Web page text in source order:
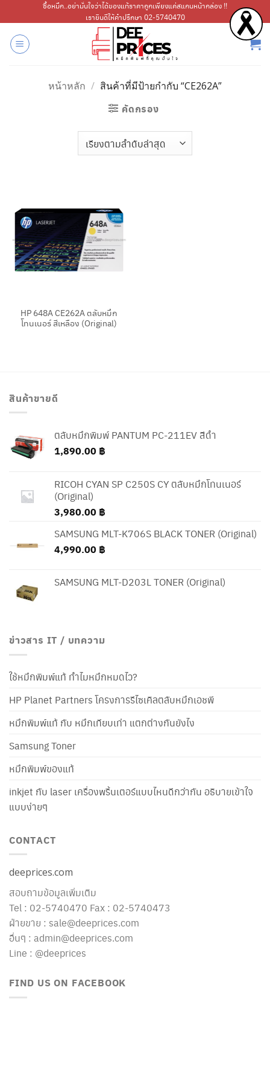
ไป
เนื้อหา
ซื้อหมึก..อย่ามั่นใจว่าได้ของแท้ราคาถูกเพียงแค่สแกนหน้ากล่อง !!
เรายินดีให้คำปรึกษา 02-5740470
หน้าหลัก / สินค้าที่มีป้ายกำกับ “CE262A”
คัดกรอง
HP 648A CE262A ตลับหมึก
โทนเนอร์ สีเหลือง (Original)
สินค้าขายดี
ตลับหมึกพิมพ์ PANTUM PC-211EV สีดำ
1,890.00 ฿
RICOH CYAN SP C250S CY ตลับหมึกโทนเนอร์
(Original)
3,980.00 ฿
SAMSUNG MLT-K706S BLACK TONER (Original)
4,990.00 ฿
SAMSUNG MLT-D203L TONER (Original)
ข่าวสาร IT / บทความ
ใช้หมึกพิมพ์แท้ ทำไมหมึกหมดไว?
HP Planet Partners โครงการรีไซเคิลตลับหมึกเอชพี
หมึกพิมพ์แท้ กับ หมึกเทียบเท่า แตกต่างกันยังไง
Samsung Toner
หมึกพิมพ์ของแท้
inkjet กับ laser เครื่องพริ้นเตอร์แบบไหนดีกว่ากัน อธิบายเข้าใจ
แบบง่ายๆ
CONTACT
deeprices.com
สอบถามข้อมูลเพิ่มเติม
Tel : 02-5740470 Fax : 02-5740473
ฝ่ายขาย : sale@deeprices.com
อื่นๆ : admin@deeprices.com
Line : @deeprices
FIND US ON FACEBOOK